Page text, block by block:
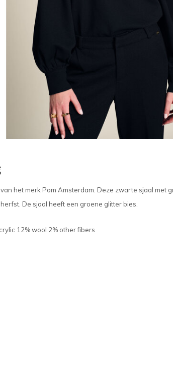
het merk Pom Amsterdam. Deze zwarte sjaal met
De sjaal heeft een groene glitter bies.
12% wool 2% other fibers